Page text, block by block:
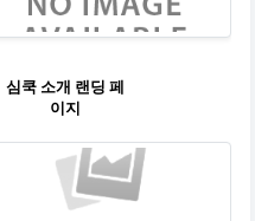
심쿡 소개 랜딩 페
이지